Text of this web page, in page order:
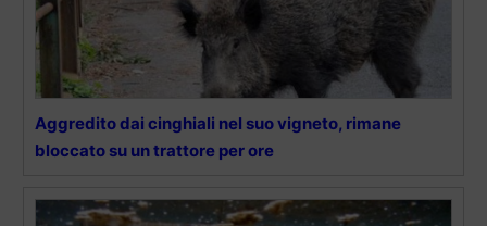
Aggredito dai cinghiali nel suo vigneto, rimane
bloccato su un trattore per ore